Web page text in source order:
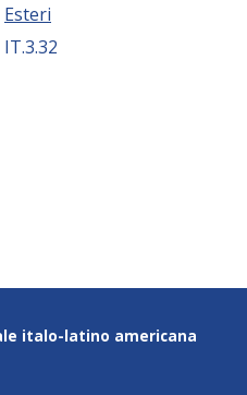
Esteri
IT.3.32
italo-latino americana